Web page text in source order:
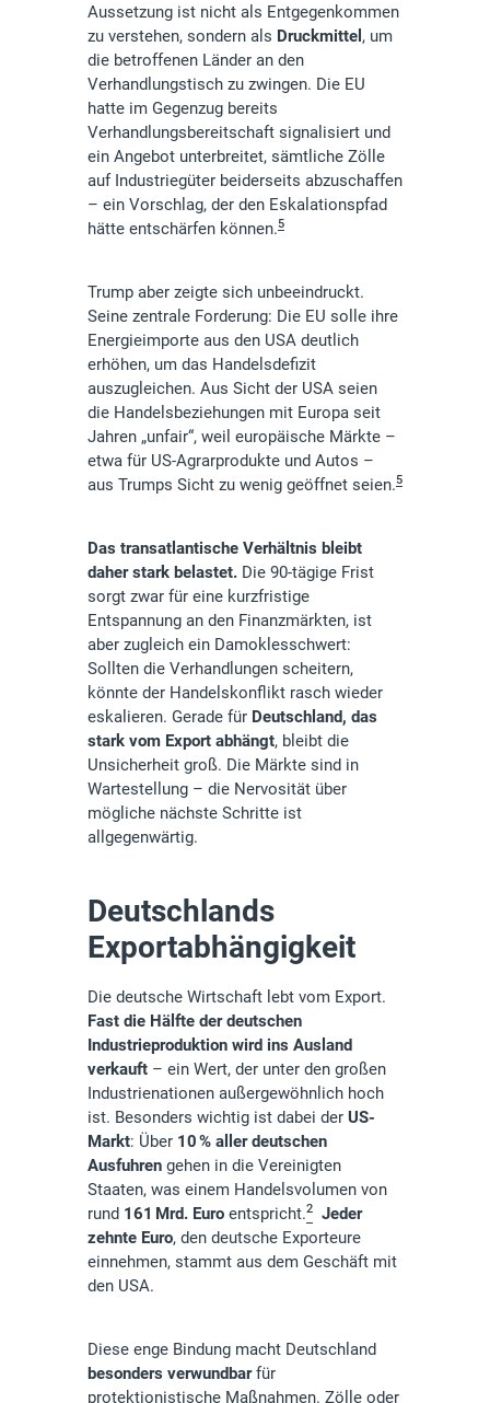
Aussetzung ist nicht als Entgegenkommen
zu verstehen, sondern als Druckmittel , um
die betroffenen Länder an den
Verhandlungstisch zu zwingen. Die EU
hatte im Gegenzug bereits
Verhandlungsbereitschaft signalisiert und
ein Angebot unterbreitet, sämtliche Zölle
auf Industriegüter beiderseits abzuschaffen
– ein Vorschlag, der den Eskalationspfad
hätte entschärfen können.5
Trump aber zeigte sich unbeeindruckt.
Seine zentrale Forderung: Die EU solle ihre
Energieimporte aus den USA deutlich
erhöhen, um das Handelsdefizit
auszugleichen. Aus Sicht der USA seien
die Handelsbeziehungen mit Europa seit
Jahren „unfair“, weil europäische Märkte –
etwa für US-Agrarprodukte und Autos –
aus Trumps Sicht zu wenig geöffnet seien.5
Das transatlantische Verhältnis bleibt
daher stark belastet. Die 90-tägige Frist
sorgt zwar für eine kurzfristige
Entspannung an den Finanzmärkten, ist
aber zugleich ein Damoklesschwert:
Sollten die Verhandlungen scheitern,
könnte der Handelskonflikt rasch wieder
eskalieren. Gerade für Deutschland, das
stark vom Export abhängt, bleibt die
Unsicherheit groß. Die Märkte sind in
Wartestellung – die Nervosität über
mögliche nächste Schritte ist
allgegenwärtig.
Deutschlands
Exportabhängigkeit
Die deutsche Wirtschaft lebt vom Export.
Fast die Hälfte der deutschen
Industrieproduktion wird ins Ausland
verkauft – ein Wert, der unter den großen
Industrienationen außergewöhnlich hoch
ist. Besonders wichtig ist dabei der US-
Markt: Über 10 % aller deutschen
Ausfuhren gehen in die Vereinigten
Staaten, was einem Handelsvolumen von
rund 161 Mrd. Euro entspricht.2
Jeder
zehnte Euro, den deutsche Exporteure
einnehmen, stammt aus dem Geschäft mit
den USA.
Diese enge Bindung macht Deutschland
besonders verwundbarfür
protektionistische Maßnahmen. Zölle oder